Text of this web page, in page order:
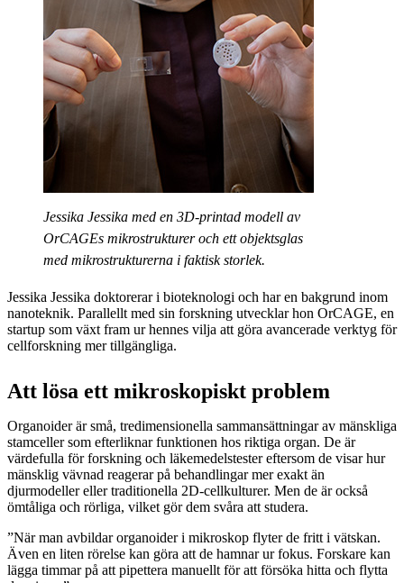
Jessika Jessika med en 3D-printad modell av
OrCAGEs mikrostrukturer och ett objektsglas
med mikrostrukturerna i faktisk storlek.
Jessika Jessika doktorerar i bioteknologi och har en bakgrund inom
nanoteknik. Parallellt med sin forskning utvecklar hon OrCAGE, en
startup som växt fram ur hennes vilja att göra avancerade verktyg för
cellforskning mer tillgängliga.
Att lösa ett mikroskopiskt problem
Organoider är små, tredimensionella sammansättningar av mänskliga
stamceller som efterliknar funktionen hos riktiga organ. De är
värdefulla för forskning och läkemedelstester eftersom de visar hur
mänsklig vävnad reagerar på behandlingar mer exakt än
djurmodeller eller traditionella 2D-cellkulturer. Men de är också
ömtåliga och rörliga, vilket gör dem svåra att studera.
”När man avbildar organoider i mikroskop flyter de fritt i vätskan.
Även en liten rörelse kan göra att de hamnar ur fokus. Forskare kan
lägga timmar på att pipettera manuellt för att försöka hitta och flytta